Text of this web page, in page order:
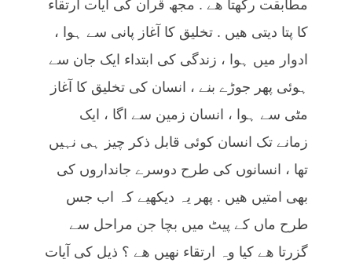
مطابقت رکھتا ھے . مجھ قرآن کی آیات ارتقاء
کا پتا دیتی ھیں . تخلیق کا آغاز پانی سے ہوا ،
ادوار میں ہوا ، زندگی کی ابتداء ایک جان سے
ہوئی پھر جوڑے بنے ، انسان کی تخلیق کا آغاز
مٹی سے ہوا ، انسان زمین سے اگا ، ایک
زمانے تک انسان کوئی قابل ذکر چیز ہی نہیں
تھا ، انسانوں کی طرح دوسرے جانداروں کی
بھی امتیں ھیں . پھر یہ دیکھیے کہ اب جس
طرح ماں کے پیٹ میں بچا جن مراحل سے
گزرتا ھے کیا وہ ارتقاء نھیں ھے ؟ ذیل کی آیات